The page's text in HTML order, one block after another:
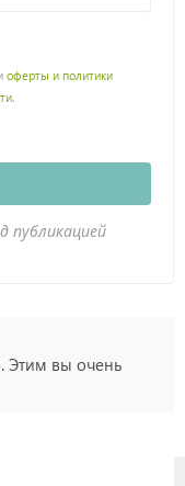
оферты и политики
.
публикацией
Этим вы очень